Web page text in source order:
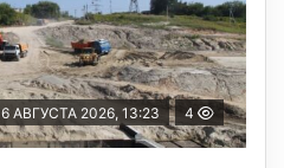
6 АВГУСТА 2026, 13:23 4